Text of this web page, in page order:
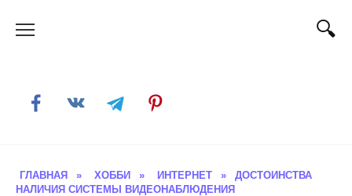
ГЛАВНАЯ » ХОББИ » ИНТЕРНЕТ »
ДОСТОИНСТВА
НАЛИЧИЯ СИСТЕМЫ ВИДЕОНАБЛЮДЕНИЯ